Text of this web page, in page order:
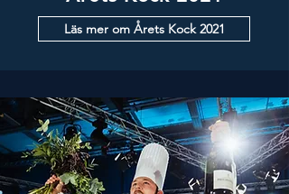
Läs mer om Årets Kock 2021